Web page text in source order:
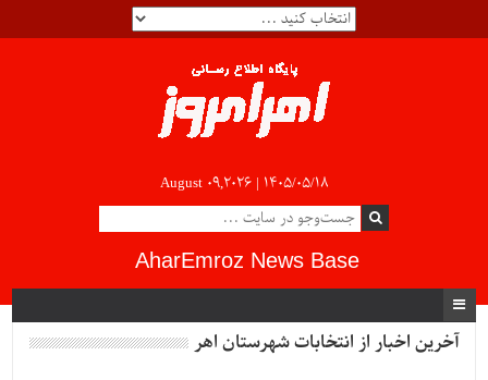
August 09,2026 | ۱۴۰۵/۰۵/۱۸
AharEmroz News Base
آخرین اخبار از انتخابات شهرستان اهر